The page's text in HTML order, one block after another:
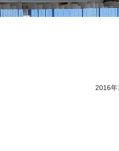
2016年